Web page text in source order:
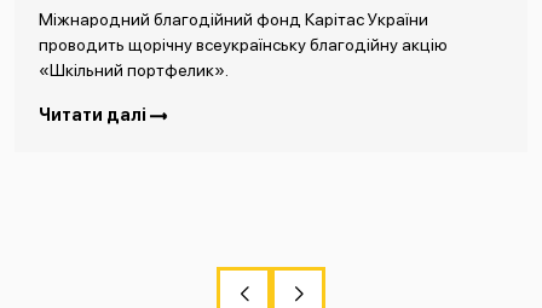
Міжнародний благодійний фонд Карітас України
проводить щорічну всеукраїнську благодійну акцію
«Шкільний портфелик».
Читати далі